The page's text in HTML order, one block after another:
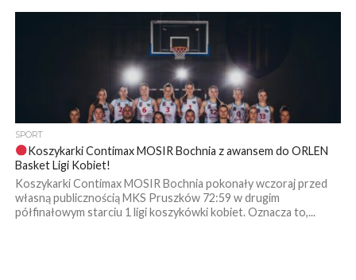
SPORT
Koszykarki Contimax MOSIR Bochnia z awansem do ORLEN
Basket Ligi Kobiet!
Koszykarki Contimax MOSIR Bochnia pokonały wczoraj przed
własną publicznością MKS Pruszków 72:59 w drugim
półfinałowym starciu 1 ligi koszykówki kobiet. Oznacza to,...